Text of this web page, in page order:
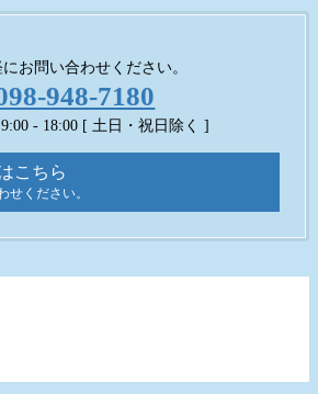
お問い合わせください。
948-7180
- 18:00 [ 土日・祝日除く ]
こちら
せください。